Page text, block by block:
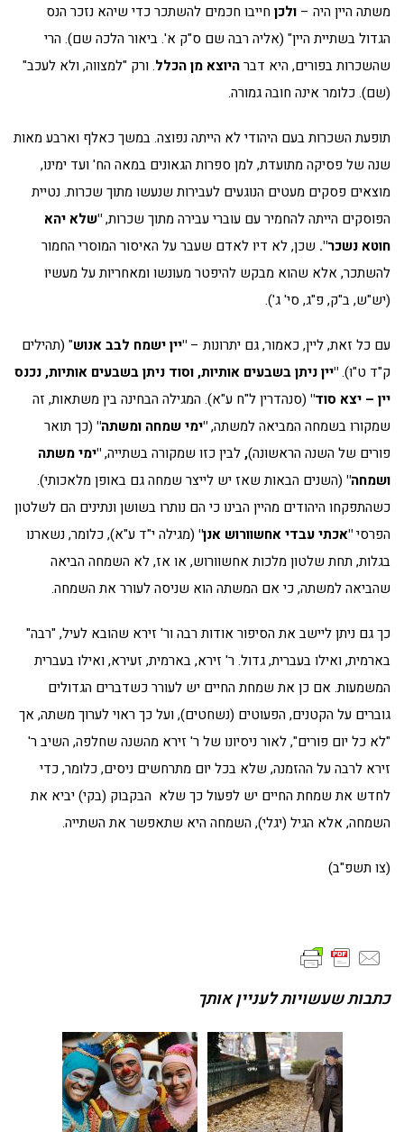
משתה היין היה – ולכן חייבו חכמים להשתכר כדי שיהא נזכר הנס
הגדול בשתיית היין" (אליה רבה שם ס"ק א'. ביאור הלכה שם). הרי
שהשכרות בפורים, היא דברהיוצא מן הכלל. ורק "למצווה, ולא לעכב"
(שם). כלומר אינה חובה גמורה.
תופעת השכרות בעם היהודי לא הייתה נפוצה. במשך כאלף וארבע מאות
שנה של פסיקה מתועדת, למן ספרות הגאונים במאה הח' ועד ימינו,
מוצאים פסקים מעטים הנוגעים לעבירות שנעשו מתוך שכרות. נטיית
הפוסקים הייתה להחמיר עם עוברי עבירה מתוך שכרות,"שלא יהא
חוטא נשכר". שכן, לא דיו לאדם שעבר על האיסור המוסרי החמור
להשתכר, אלא שהוא מבקש להיפטר מעונשו ומאחריות על מעשיו
(יש"ש, ב"ק, פ"ג, סי' ג').
עם כל זאת, ליין, כאמור, גם יתרונות – "יין ישמח לבב אנוש" (תהילים
ק"ד ט"ו)."יין ניתן בשבעים אותיות, וסוד ניתן בשבעים אותיות, נכנס
יין – יצא סוד" (סנהדרין ל"ח ע"א). המגילה הבחינה בין משתאות, זה
שמקורו בשמחה המביאה למשתה,"ימי שמחה ומשתה" (כך תואר
פורים של השנה הראשונה),לבין כזו שמקורה בשתייה,"ימי משתה
ושמחה" (השנים הבאות שאז יש לייצר שמחה גם באופן מלאכותי).
כשהתפקחו היהודים מהיין הבינו כי הם נותרו בשושן ונתינים הם לשלטון
הפרסי"אכתי עבדי אחשוורוש אנן" (מגילה י"ד ע"א), כלומר, נשארנו
בגלות, תחת שלטון מלכות אחשוורוש, או אז, לא השמחה הביאה
שהביאה למשתה, כי אם המשתה הוא שניסה לעורר את השמחה.
כך גם ניתן ליישב את הסיפור אודות רבה ור' זירא שהובא לעיל, "רבה"
בארמית, ואילו בעברית, גדול. ר' זירא, בארמית, זעירא, ואילו בעברית
המשמעות. אם כן את שמחת החיים יש לעורר כשדברים הגדולים
גוברים על הקטנים, הפעוטים (נשחטים), ועל כך ראוי לערוך משתה, אך
"לא כל יום פורים", לאור ניסיונו של ר' זירא מהשנה שחלפה, השיב ר'
זירא לרבה על ההזמנה, שלא בכל יום מתרחשים ניסים, כלומר, כדי
לחדש את שמחת החיים יש לפעול כך שלא הבקבוק (בקי) יביא את
השמחה, אלא הגיל (יגלי), השמחה היא שתאפשר את השתייה.
(צו תשפ"ב)
כתבות שעשויות לעניין אותך